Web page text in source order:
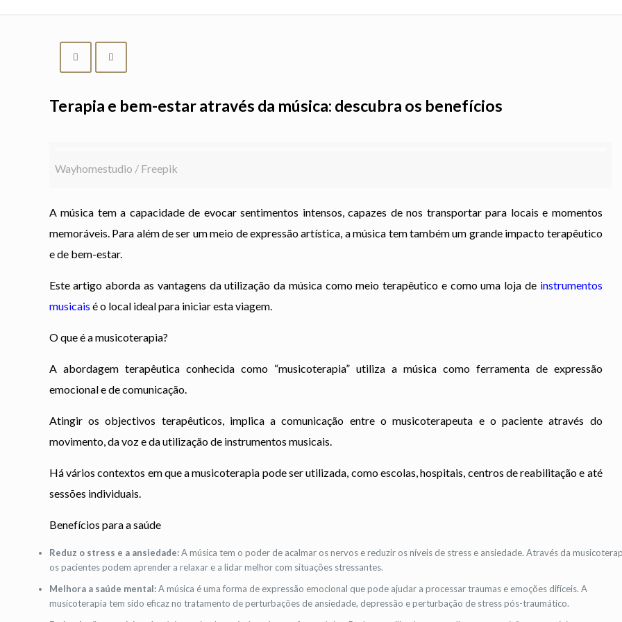
Terapia e bem-estar através da música: descubra os benefícios
Wayhomestudio / Freepik
A música tem a capacidade de evocar sentimentos intensos, capazes de nos transportar para locais e momentos
memoráveis. Para além de ser um meio de expressão artística, a música tem também um grande impacto terapêutico
e de bem-estar.
Este artigo aborda as vantagens da utilização da música como meio terapêutico e como uma loja de instrumentos
musicais é o local ideal para iniciar esta viagem.
O que é a musicoterapia?
A abordagem terapêutica conhecida como “musicoterapia” utiliza a música como ferramenta de expressão
emocional e de comunicação.
Atingir os objectivos terapêuticos, implica a comunicação entre o musicoterapeuta e o paciente através do
movimento, da voz e da utilização de instrumentos musicais.
Há vários contextos em que a musicoterapia pode ser utilizada, como escolas, hospitais, centros de reabilitação e até
sessões individuais.
Benefícios para a saúde
Reduz o stress e a ansiedade:A música tem o poder de acalmar os nervos e reduzir os níveis de stress e ansiedade. Através da
os pacientes podem aprender a relaxar e a lidar melhor com situações stressantes.
Melhora a saúde mental:A música é uma forma de expressão emocional que pode ajudar a processar traumas e emoções difíceis. A
musicoterapia tem sido eficaz no tratamento de perturbações de ansiedade, depressão e perturbação de stress pós-traumático.